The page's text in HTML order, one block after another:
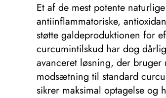
Et af de mest potente
antiinflammatoriske,
støtte galdeproduktionen for
curcumintilskud har dog
avanceret løsning, der
modsætning til standard
sikrer maksimal optagelse og